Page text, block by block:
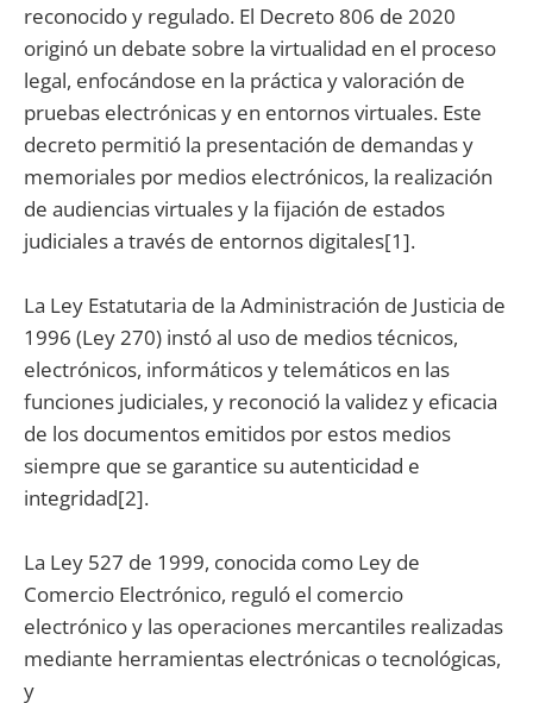
reconocido y regulado. El Decreto 806 de 2020
originó un debate sobre la virtualidad en el proceso
legal, enfocándose en la práctica y valoración de
pruebas electrónicas y en entornos virtuales. Este
decreto permitió la presentación de demandas y
memoriales por medios electrónicos, la realización
de audiencias virtuales y la fijación de estados
judiciales a través de entornos digitales[1].
La Ley Estatutaria de la Administración de Justicia de
1996 (Ley 270) instó al uso de medios técnicos,
electrónicos, informáticos y telemáticos en las
funciones judiciales, y reconoció la validez y eficacia
de los documentos emitidos por estos medios
siempre que se garantice su autenticidad e
integridad[2].
La Ley 527 de 1999, conocida como Ley de
Comercio Electrónico, reguló el comercio
electrónico y las operaciones mercantiles realizadas
mediante herramientas electrónicas o tecnológicas,
y